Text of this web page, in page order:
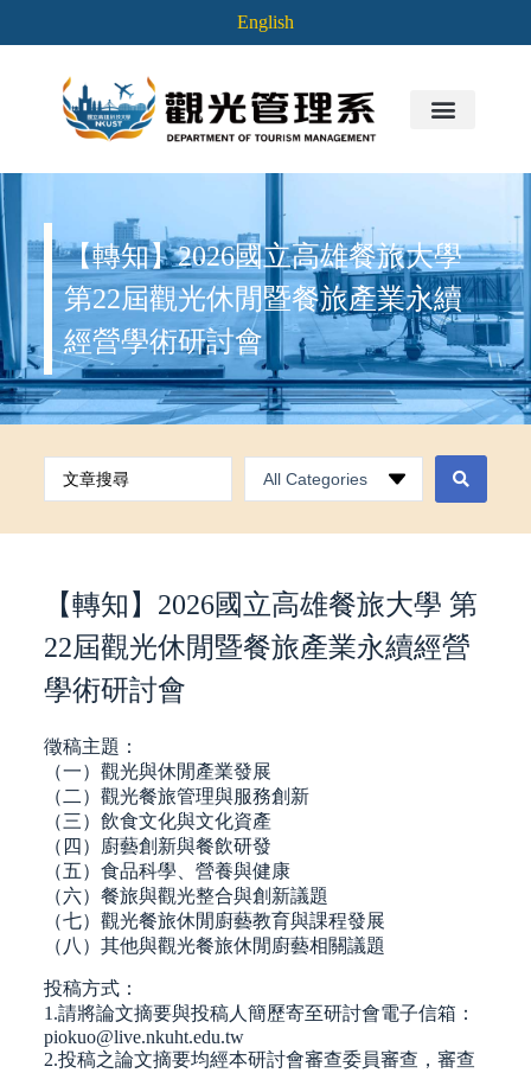
English
【轉知】2026國立高雄餐旅大學
第22屆觀光休閒暨餐旅產業永續
經營學術研討會
【轉知】2026國立高雄餐旅大學 第
22屆觀光休閒暨餐旅產業永續經營
學術研討會
徵稿主題：
（一）觀光與休閒產業發展
（二）觀光餐旅管理與服務創新
（三）飲食文化與文化資產
（四）廚藝創新與餐飲研發
（五）食品科學、營養與健康
（六）餐旅與觀光整合與創新議題
（七）觀光餐旅休閒廚藝教育與課程發展
（八）其他與觀光餐旅休閒廚藝相關議題
投稿方式：
1.請將論文摘要與投稿人簡歷寄至研討會電子信箱：
piokuo@live.nkuht.edu.tw
2.投稿之論文摘要均經本研討會審查委員審查，審查